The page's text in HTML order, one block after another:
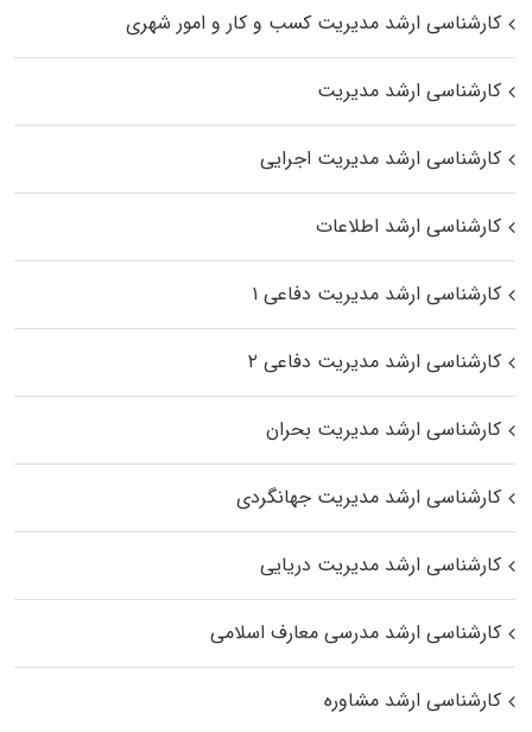
کارشناسی ارشد مدیریت کسب و کار و امور شهری
کارشناسی ارشد مدیریت
کارشناسی ارشد مدیریت اجرایی
کارشناسی ارشد اطلاعات
کارشناسی ارشد مدیریت دفاعی ۱
کارشناسی ارشد مدیریت دفاعی ۲
کارشناسی ارشد مدیریت بحران
کارشناسی ارشد مدیریت جهانگردی
کارشناسی ارشد مدیریت دریایی
کارشناسی ارشد مدرسی معارف اسلامی
کارشناسی ارشد مشاوره